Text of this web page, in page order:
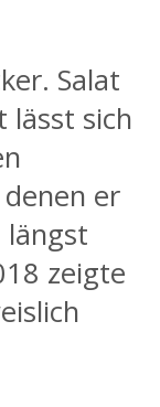
Salat
lässt sich
er
zeigte